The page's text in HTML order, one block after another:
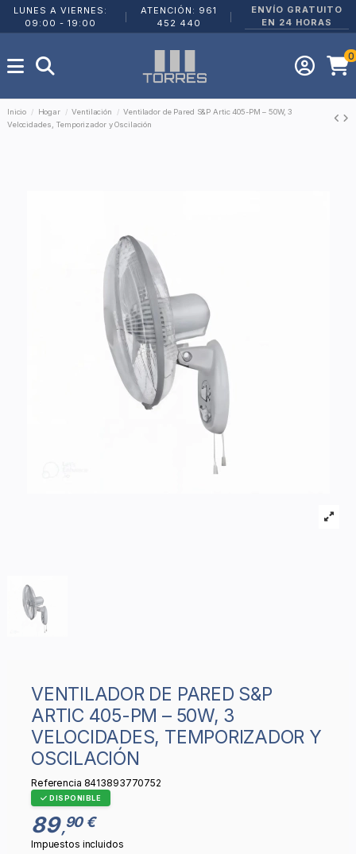
LUNES A VIERNES:
09:00 - 19:00
ATENCIÓN: 961
452 440
ENVÍO GRATUITO
EN 24 HORAS
0
Inicio Hogar Ventilación
Ventilador de Pared S&P Artic 405-PM – 50W, 3
Velocidades, Temporizador y Oscilación
VENTILADOR DE PARED S&P
ARTIC 405-PM – 50W, 3
VELOCIDADES, TEMPORIZADOR Y
OSCILACIÓN
Referencia 8413893770752
DISPONIBLE
89,90 €
Impuestos incluidos